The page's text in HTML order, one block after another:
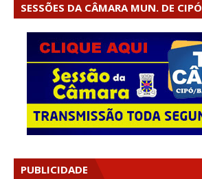
SESSÕES DA CÂMARA MUN. DE CIPÓ
PUBLICIDADE